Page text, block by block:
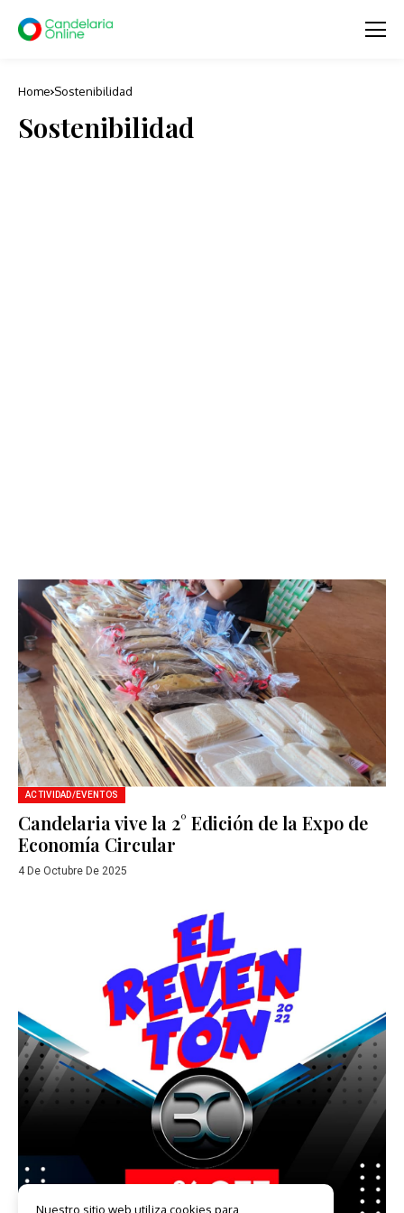
Home Sostenibilidad
Sostenibilidad
ACTIVIDAD/EVENTOS
Candelaria vive la 2° Edición de la Expo de
Economía Circular
4 De Octubre De 2025
Nuestro sitio web utiliza cookies para